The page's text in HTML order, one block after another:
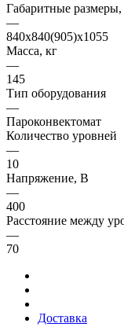
Габаритные
—
840х840(905)х1055
Масса, кг
—
145
Тип оборудования
—
Пароконвектомат
Количество уровней
—
10
Напряжение, В
—
400
Расстояние между
—
70
Доставка